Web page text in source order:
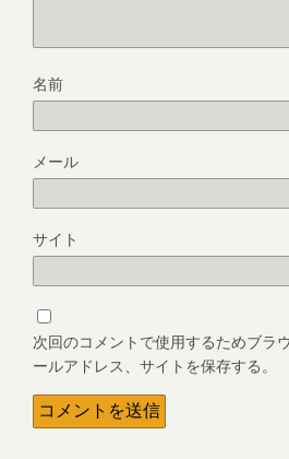
名前
メール
サイト
次回のコメントで使用するためブラ
ールアドレス、サイトを保存する。